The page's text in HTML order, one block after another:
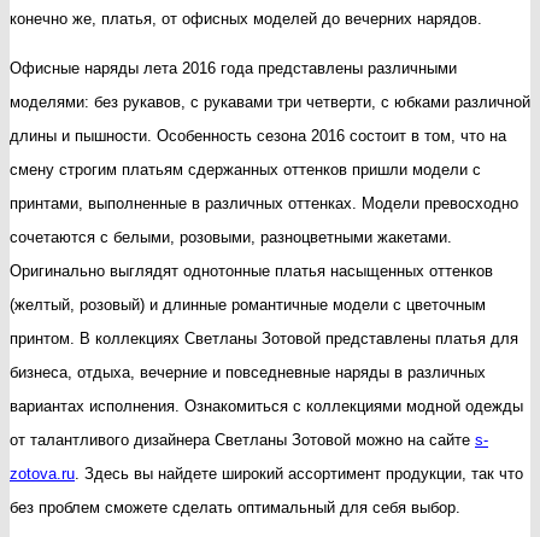
конечно же, платья, от офисных моделей до вечерних нарядов.
Офисные наряды лета 2016 года представлены различными
моделями: без рукавов, с рукавами три четверти, с юбками различной
длины и пышности. Особенность сезона 2016 состоит в том, что на
смену строгим платьям сдержанных оттенков пришли модели с
принтами, выполненные в различных оттенках. Модели превосходно
сочетаются с белыми, розовыми, разноцветными жакетами.
Оригинально выглядят однотонные платья насыщенных оттенков
(желтый, розовый) и длинные романтичные модели с цветочным
принтом. В коллекциях Светланы Зотовой представлены платья для
бизнеса, отдыха, вечерние и повседневные наряды в различных
вариантах исполнения. Ознакомиться с коллекциями модной одежды
от талантливого дизайнера Светланы Зотовой можно на сайте s-
zotova.ru . Здесь вы найдете широкий ассортимент продукции, так что
без проблем сможете сделать оптимальный для себя выбор.